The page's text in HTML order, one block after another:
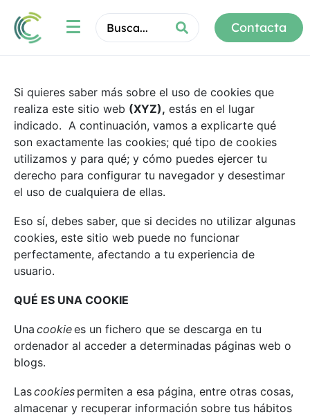
Contacta
Si quieres saber más sobre el uso de cookies que
realiza este sitio web (XYZ), estás en el lugar
indicado. A continuación, vamos a explicarte qué
son exactamente las cookies; qué tipo de cookies
utilizamos y para qué; y cómo puedes ejercer tu
derecho para configurar tu navegador y desestimar
el uso de cualquiera de ellas.
Eso sí, debes saber, que si decides no utilizar algunas
cookies, este sitio web puede no funcionar
perfectamente, afectando a tu experiencia de
usuario.
QUÉ ES UNA COOKIE
Una cookiees un fichero que se descarga en tu
ordenador al acceder a determinadas páginas web o
blogs.
Lascookies permiten a esa página, entre otras cosas,
almacenar y recuperar información sobre tus hábitos